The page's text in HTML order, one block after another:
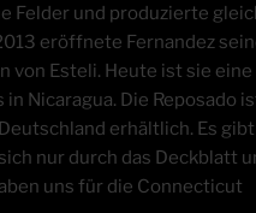
Fel­der und pro­du­zier­te
eröff­ne­te Fer­nan­dez
von Este­li. Heu­te ist sie
in Nica­ra­gua. Die Repo­sa­do
erhält­lich. Es
nur durch das Deck­blatt
uns für die Con­nec­ti­cut